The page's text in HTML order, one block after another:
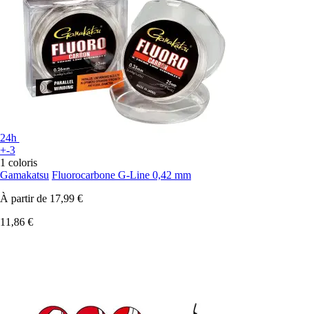
24h
+-3
1 coloris
Gamakatsu Fluorocarbone G-Line 0,42 mm
À partir de 17,99 €
11,86 €